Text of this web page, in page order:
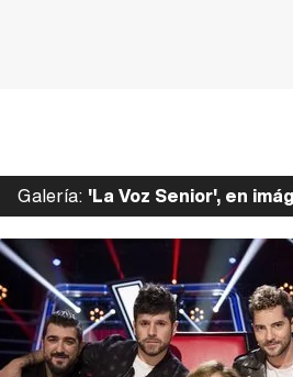
Galería: 'La Voz Senior', en